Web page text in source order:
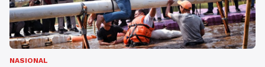
NASIONAL